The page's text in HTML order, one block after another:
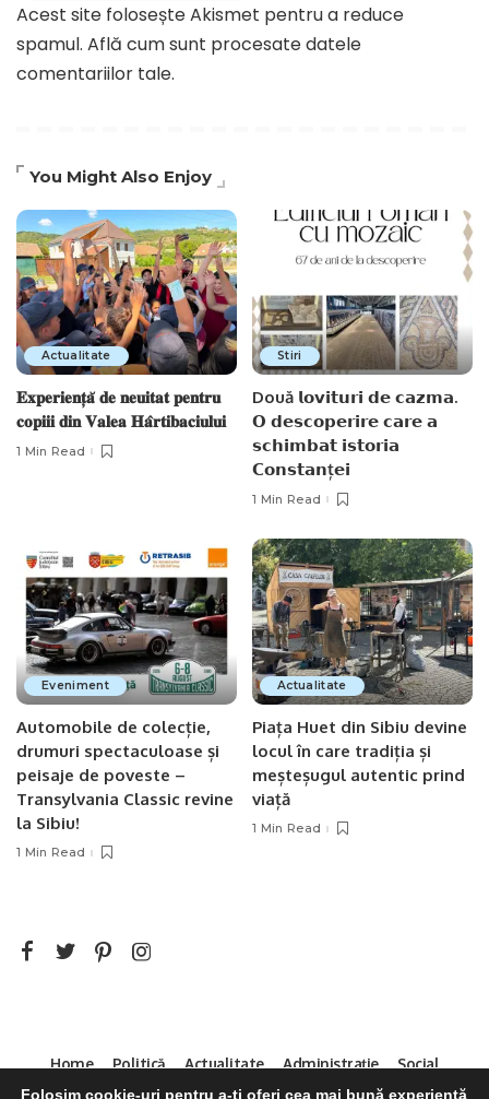
Acest site folosește Akismet pentru a reduce
spamul. Află cum sunt procesate datele
comentariilor tale.
You Might Also Enjoy
Actualitate
𝐄𝐱𝐩𝐞𝐫𝐢𝐞𝐧𝐭̦𝐚̆ 𝐝𝐞 𝐧𝐞𝐮𝐢𝐭𝐚𝐭 𝐩𝐞𝐧𝐭𝐫𝐮
𝐜𝐨𝐩𝐢𝐢𝐢 𝐝𝐢𝐧 𝐕𝐚𝐥𝐞𝐚 𝐇𝐚̂𝐫𝐭𝐢𝐛𝐚𝐜𝐢𝐮𝐥𝐮𝐢
1 Min Read
Stiri
Două 𝗹𝗼𝘃𝗶𝘁𝘂𝗿𝗶 𝗱𝗲 𝗰𝗮𝘇𝗺𝗮.
𝗢 𝗱𝗲𝘀𝗰𝗼𝗽𝗲𝗿𝗶𝗿𝗲 𝗰𝗮𝗿𝗲 𝗮
𝘀𝗰𝗵𝗶𝗺𝗯𝗮𝘁 𝗶𝘀𝘁𝗼𝗿𝗶𝗮
𝗖𝗼𝗻𝘀𝘁𝗮𝗻ț𝗲𝗶
1 Min Read
Eveniment
Automobile de colecție,
drumuri spectaculoase și
peisaje de poveste –
Transylvania Classic revine
la Sibiu!
1 Min Read
Actualitate
Piața Huet din Sibiu devine
locul în care tradiția și
meșteșugul autentic prind
viață
1 Min Read
Home Politică Actualitate Administrație
Social
Sport
Mica Publicitate Servicii Contact
Folosim cookie-uri pentru a-ți oferi cea mai bună experiență